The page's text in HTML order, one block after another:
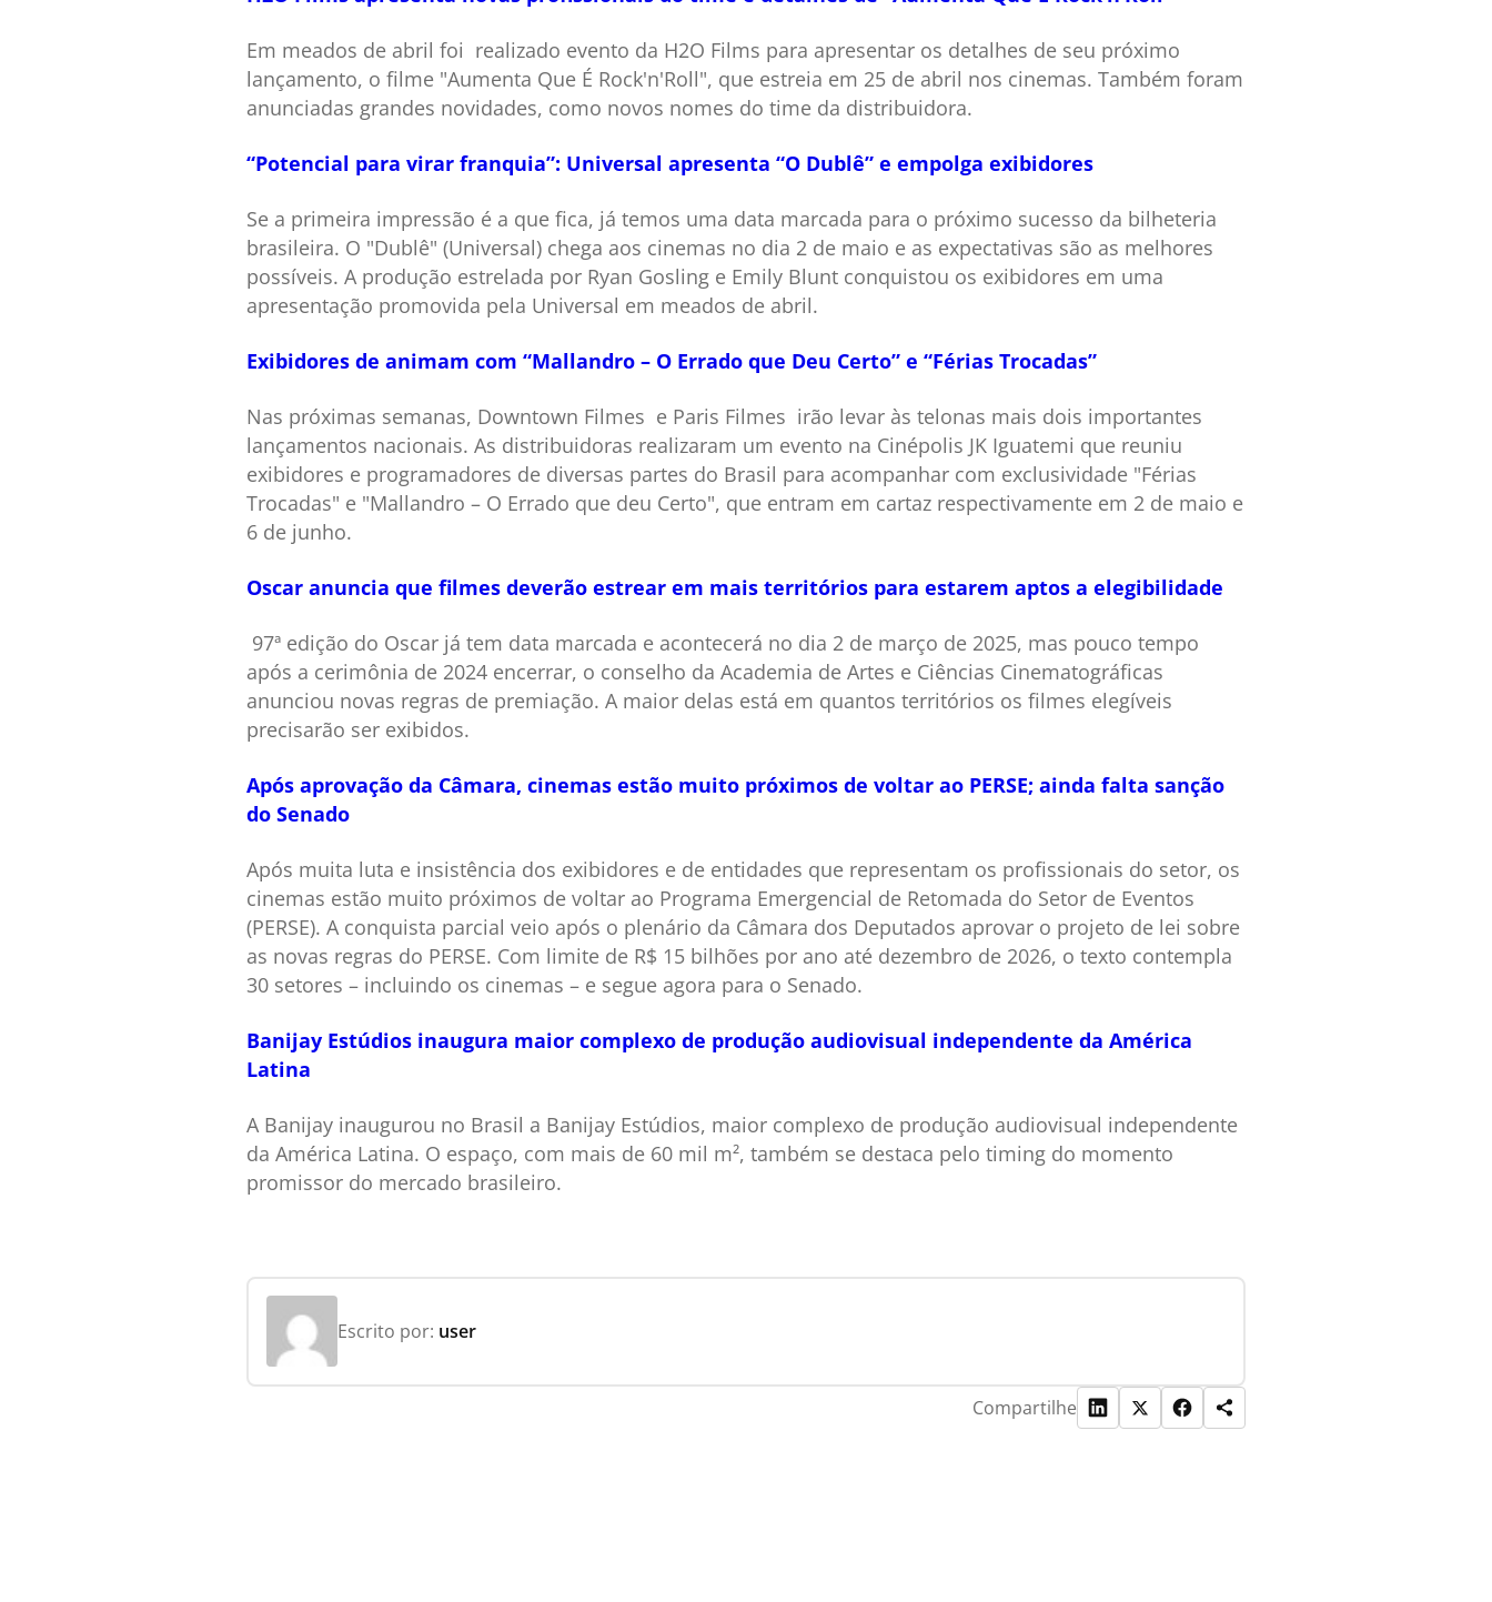
Em meados de abril foi realizado evento da H2O Films para apresentar os detalhes de seu próximo
lançamento, o filme "Aumenta Que É Rock'n'Roll", que estreia em 25 de abril nos cinemas. Também foram
anunciadas grandes novidades, como novos nomes do time da distribuidora.
“Potencial para virar franquia”: Universal apresenta “O Dublê” e empolga exibidores
Se a primeira impressão é a que fica, já temos uma data marcada para o próximo sucesso da bilheteria
brasileira. O "Dublê" (Universal) chega aos cinemas no dia 2 de maio e as expectativas são as melhores
possíveis. A produção estrelada por Ryan Gosling e Emily Blunt conquistou os exibidores em uma
apresentação promovida pela Universal em meados de abril.
Exibidores de animam com “Mallandro – O Errado que Deu Certo” e “Férias Trocadas”
Nas próximas semanas, Downtown Filmes e Paris Filmes irão levar às telonas mais dois importantes
lançamentos nacionais. As distribuidoras realizaram um evento na Cinépolis JK Iguatemi que reuniu
exibidores e programadores de diversas partes do Brasil para acompanhar com exclusividade "Férias
Trocadas" e "Mallandro – O Errado que deu Certo", que entram em cartaz respectivamente em 2 de maio e
6 de junho.
Oscar anuncia que filmes deverão estrear em mais territórios para estarem aptos a elegibilidade
97ª edição do Oscar já tem data marcada e acontecerá no dia 2 de março de 2025, mas pouco tempo
após a cerimônia de 2024 encerrar, o conselho da Academia de Artes e Ciências Cinematográficas
anunciou novas regras de premiação. A maior delas está em quantos territórios os filmes elegíveis
precisarão ser exibidos.
Após aprovação da Câmara, cinemas estão muito próximos de voltar ao PERSE; ainda falta sanção
do Senado
Após muita luta e insistência dos exibidores e de entidades que representam os profissionais do setor, os
cinemas estão muito próximos de voltar ao Programa Emergencial de Retomada do Setor de Eventos
(PERSE). A conquista parcial veio após o plenário da Câmara dos Deputados aprovar o projeto de lei sobre
as novas regras do PERSE. Com limite de R$ 15 bilhões por ano até dezembro de 2026, o texto contempla
30 setores – incluindo os cinemas – e segue agora para o Senado.
Banijay Estúdios inaugura maior complexo de produção audiovisual independente da América
Latina
A Banijay inaugurou no Brasil a Banijay Estúdios, maior complexo de produção audiovisual independente
da América Latina. O espaço, com mais de 60 mil m², também se destaca pelo timing do momento
promissor do mercado brasileiro.
Escrito por: user
Compartilhe